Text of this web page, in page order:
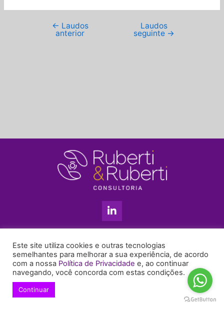
← Laudos
anterior
Laudos
seguinte →
L
i
n
e
d
i
n
+55 11 99655-6439
enyruberti@ruberticonsultoria.com.br
Este site utiliza cookies e outras tecnologias
semelhantes para melhorar a sua experiência, de acordo
com a nossa Política de Privacidade e, ao continuar
navegando, você concorda com estas condições.
Continuar